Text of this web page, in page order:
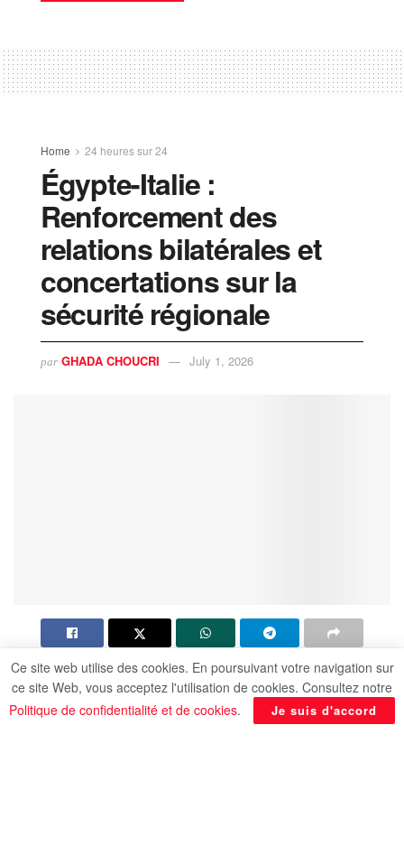
Home 24 heures sur 24
Égypte-Italie :
Renforcement des
relations bilatérales et
concertations sur la
sécurité régionale
par GHADA CHOUCRI July 1, 2026
Le ministre égyptien des Affaires étrangères, de la
Coopération internationale et des Émigrés, le Dr
Badr Abdelatty, s’est entretenu par téléphone ce
Ce site web utilise des cookies. En poursuivant votre navigation sur
ce site Web, vous acceptez l'utilisation de cookies. Consultez notre
Politique de confidentialité et de cookies. Je suis d'accord